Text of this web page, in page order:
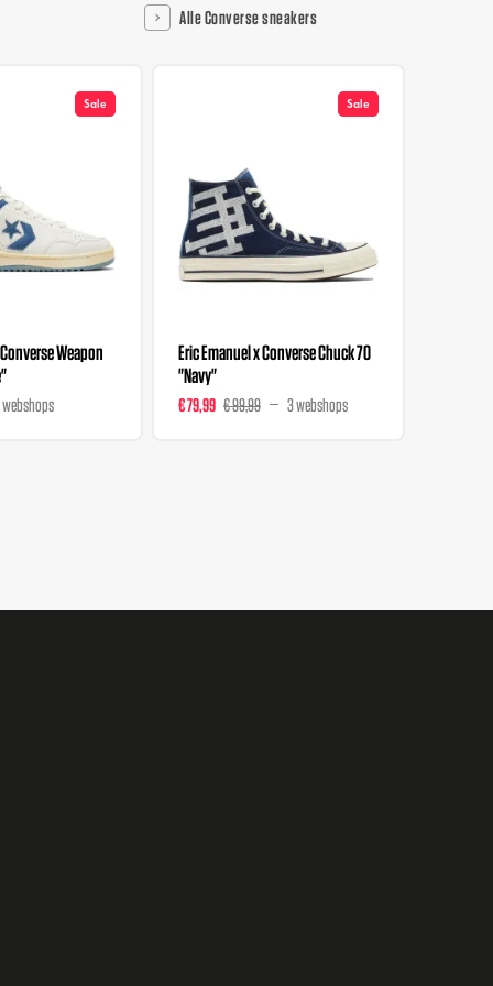
Alle Converse sneakers
Sale
Weapon
Sale
Eric Emanuel x Converse Chuck 70
"Navy"
€ 79,99 € 99,99 3 webshops